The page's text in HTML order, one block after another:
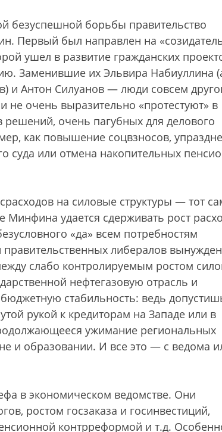
безуспешной борьбы правительство
Первый был направлен на
ушел в развитие гражданских
Заменившие их Эльвира Набиуллина
и Антон Силуанов — люди совсем
не очень выразительно «протестуют» в
решений, очень пагубных для делового
как повышение соцвзносов,
суда или отмена накопительных
на силовые структуры — тот
Минфина удается сдерживать рост
«да» всем потребностям
либералов
слабо контролируемым ростом
нефтегазовую отрасль и
стабильность: ведь
рукой к кредиторам на Западе или в
ужимание региональных
и образовании. И все это — с ведома
в экономическом ведомстве. Они
ростом госзаказа и госинвестиций,
контрреформой и т.д.